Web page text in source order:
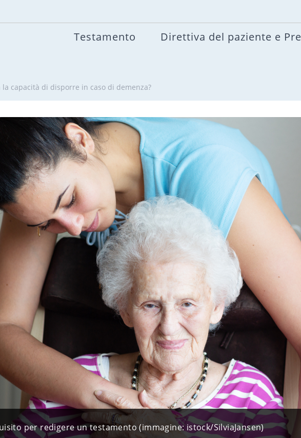
Testamento Direttiva del paziente e
la capacità di disporre in caso di demenza?
per redigere un testamento (immagine: istock/SilviaJansen)